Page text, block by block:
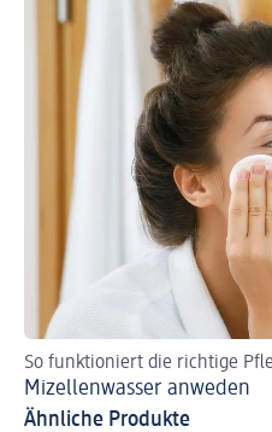
So funktioniert die richtige
Mizellenwasser anweden
Ähnliche Produkte